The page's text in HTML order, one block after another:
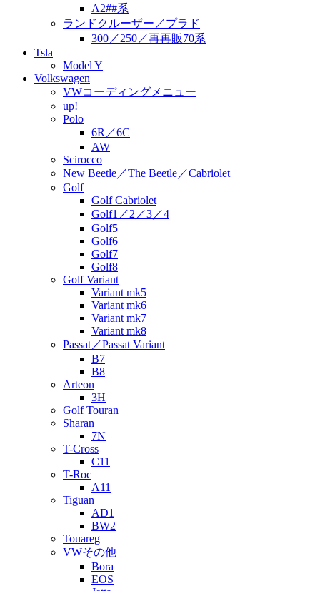
A2##系
ランドクルーザー／プラド
300／250／再再販70系
Tsla
Model Y
Volkswagen
VWコーディングメニュー
up!
Polo
6R／6C
AW
Scirocco
New Beetle／The Beetle／Cabriolet
Golf
Golf Cabriolet
Golf1／2／3／4
Golf5
Golf6
Golf7
Golf8
Golf Variant
Variant mk5
Variant mk6
Variant mk7
Variant mk8
Passat／Passat Variant
B7
B8
Arteon
3H
Golf Touran
Sharan
7N
T-Cross
C11
T-Roc
A11
Tiguan
AD1
BW2
Touareg
VWその他
Bora
EOS